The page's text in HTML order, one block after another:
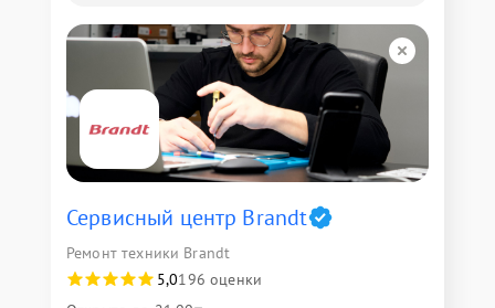
Сервисный центр Brandt
Ремонт техники Brandt
5,0196 оценки